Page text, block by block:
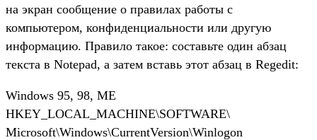
на экран сообщение о правилах работы с
компьютером, конфиденциальности или другую
информацию. Правило такое: составьте один абзац
текста в Notepad, а затем вставь этот абзац в Regedit:
Windows 95, 98, ME
HKEY_LOCAL_MACHINE\SOFTWARE\
Microsoft\Windows\CurrentVersion\Winlogon